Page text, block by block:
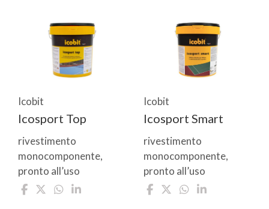
Icobit
Icosport Top
rivestimento
monocomponente,
pronto all’uso
Icobit
Icosport Smart
rivestimento
monocomponente,
pronto all’uso